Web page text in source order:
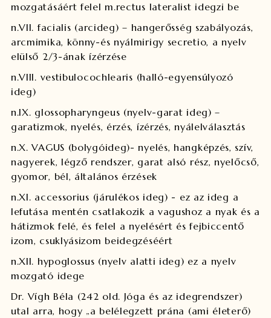
mozgatásáért felel m.rectus lateralist idegzi be
n.VII. facialis (arcideg) – hangerősség szabályozás,
arcmimika, könny-és nyálmirigy secretio, a nyelv
elülső 2/3-ának ízérzése
n.VIII. vestibulocochlearis (halló-egyensúlyozó
ideg)
n.IX. glossopharyngeus (nyelv-garat ideg) –
garatizmok, nyelés, érzés, ízérzés, nyálelválasztás
n.X. VAGUS (bolygóideg)- nyelés, hangképzés, szív,
nagyerek, légző rendszer, garat alsó rész, nyelőcső,
gyomor, bél, általános érzések
n.XI. accessorius (járulékos ideg) - ez az ideg a
lefutása mentén csatlakozik a vagushoz a nyak és a
hátizmok felé, és felel a nyelésért és fejbiccentő
izom, csuklyásizom beidegzéséért
n.XII. hypoglossus (nyelv alatti ideg) ez a nyelv
mozgató idege
Dr. Vígh Béla (242 old. Jóga és az idegrendszer)
utal arra, hogy „a belélegzett prána (ami életerő)